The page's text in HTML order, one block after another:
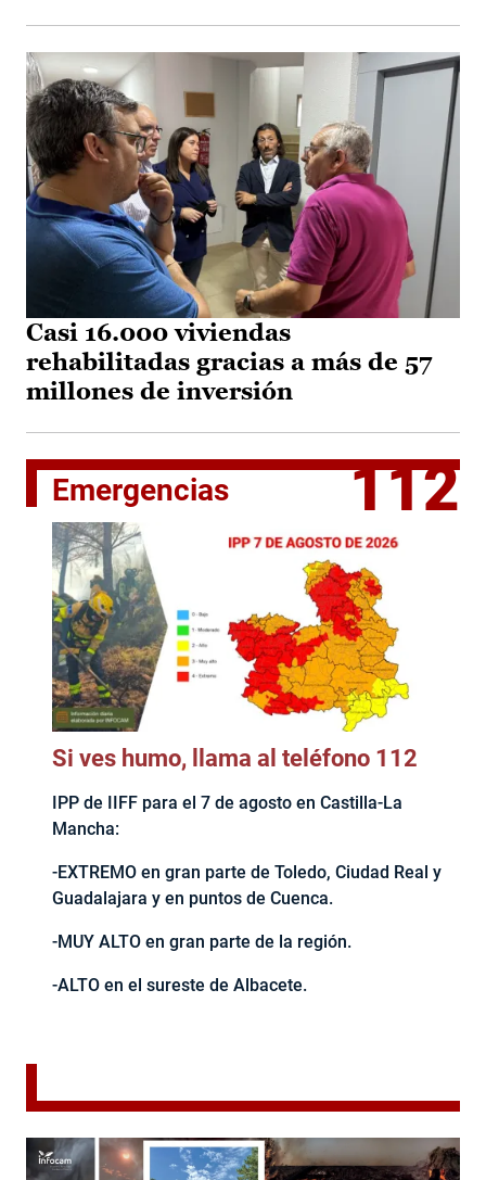
Casi 16.000 viviendas
rehabilitadas gracias a más de 57
millones de inversión
Emergencias 112
Si ves humo, llama al teléfono 112
IPP de IIFF para el 7 de agosto en Castilla-La
Mancha:
-EXTREMO en gran parte de Toledo, Ciudad Real y
Guadalajara y en puntos de Cuenca.
-MUY ALTO en gran parte de la región.
-ALTO en el sureste de Albacete.